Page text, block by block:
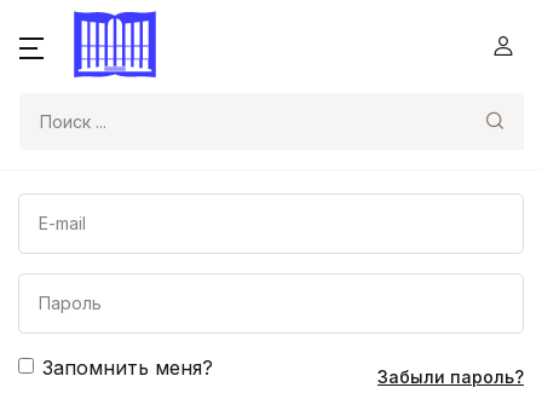
Запомнить меня? Забыли пароль?